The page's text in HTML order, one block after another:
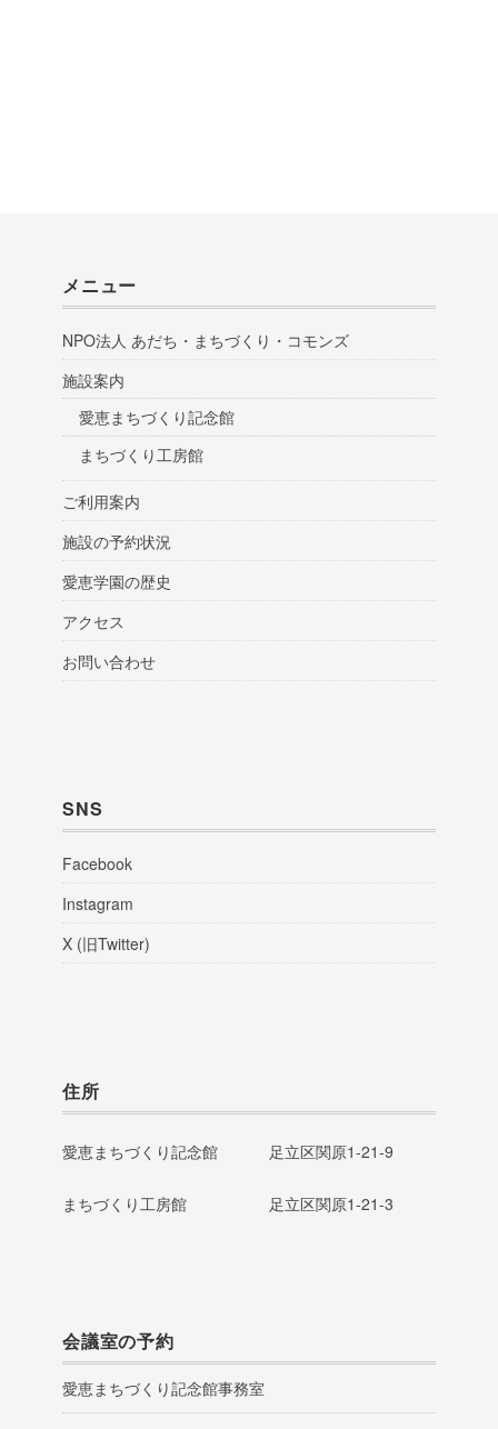
メニュー
NPO法人 あだち・まちづくり・コモンズ
施設案内
愛恵まちづくり記念館
まちづくり工房館
ご利用案内
施設の予約状況
愛恵学園の歴史
アクセス
お問い合わせ
SNS
Facebook
Instagram
X (旧Twitter)
住所
愛恵まちづくり記念館 足立区関原1-21-9
まちづくり工房館 足立区関原1-21-3
会議室の予約
愛恵まちづくり記念館事務室